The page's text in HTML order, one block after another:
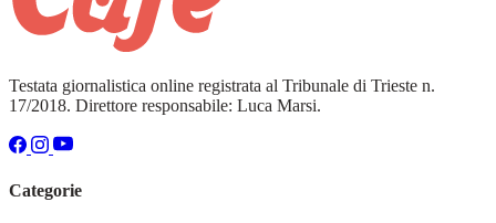
Testata giornalistica online registrata al Tribunale di Trieste n.
17/2018. Direttore responsabile: Luca Marsi.
Categorie